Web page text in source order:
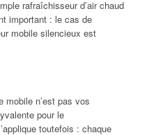
rafraîchisseur d’air chaud
important : le cas de
mobile silencieux est
mobile n’est pas vos
pour le
toutefois : chaque